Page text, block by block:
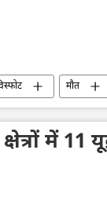
मौत
अस्पताल
में 11